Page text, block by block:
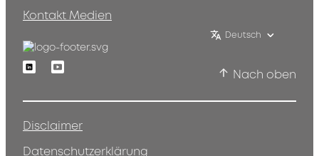
Kontakt Medien
Deutsch
LinkedinYoutube
Nach oben
Disclaimer
Datenschutzerklärung